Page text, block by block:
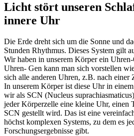
Licht stört unseren
innere Uhr
Die Erde dreht sich um die Sonne und
Stunden Rhythmus. Dieses System gilt
Wir haben in unserem Körper ein
Uhren- Gen kann man sich vorstellen
sich alle anderen Uhren, z.B. nach einer
In unserem Körper ist diese Uhr in
wir als SCN (Nucleus
jeder Körperzelle eine kleine Uhr, einen
SCN gestellt wird. Das ist eine
höchst komplexen Systems, zu dem es
Forschungsergebnisse gibt.